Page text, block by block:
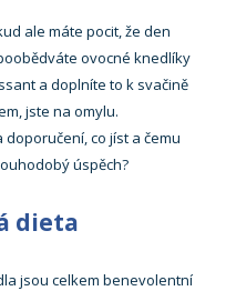
ale máte pocit, že den
ovocné knedlíky
a doplníte to k svačině
jste na omylu.
co jíst a čemu
úspěch?
dieta
jsou celkem benevolentní